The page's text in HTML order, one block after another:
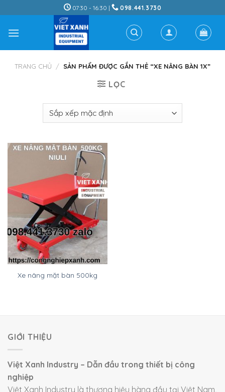
to
content
07:30 - 16:30 | 098.441.3730
TRANG CHỦ / SẢN PHẨM ĐƯỢC GẮN THẺ “XE NÂNG BÀN 1X”
LỌC
Xe nâng mặt bàn 500kg
GIỚI THIỆU
Việt Xanh Industry – Dẫn đầu trong thiết bị công
nghiệp
Việt Xanh Industry là thương hiệu hàng đầu tại Việt Nam,